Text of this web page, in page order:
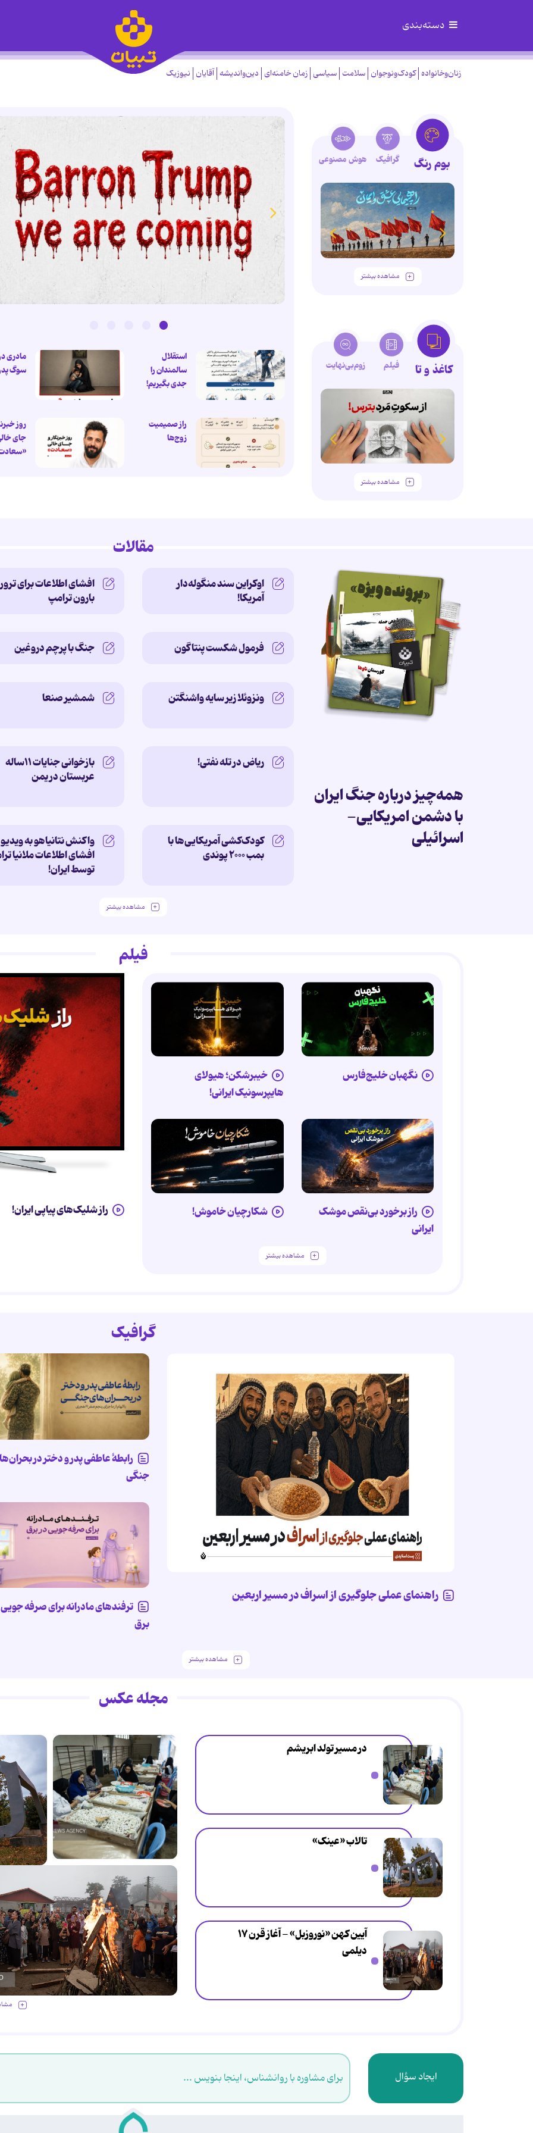
دسته‌بندی
زنان‌وخانواده کودک‌ونوجوان سلامت سیاسی زمان خامنه‌ای دین‌واندیشه آقایان نیوزیک
استقلال
سالمندان را
جدی بگیریم!
مادری
سوگ
راز صمیمیت
زوج‌ها
روز
جای
بوم رنگ گرافیک هوش مصنوعی
مشاهده بیشتر
کاغذ و تا فیلم زوم‌بی‌نهایت
مشاهده بیشتر
مقالات
همه‌چیز درباره جنگ ایران
با دشمن امریکایی-
اسرائیلی
اوکراین سند منگوله‌دار
آمریکا!
افشای اطلاعات برای ترور
بارون ترامپ
فرمول شکست پنتاگون جنگ با پرچم دروغین
ونزوئلا زیر سایه‌ واشنگتن شمشیر صنعا
ریاض در تله نفتی!
بازخوانی جنایات ۱۱ساله‌
عربستان در یمن
کودک‌کشی آمریکایی‌ها با
بمب ۲۰۰۰ پوندی
واکنش نتانیاهو به ویدیو
افشای اطلاعات ملانیا
توسط ایران!
مشاهده بیشتر
فیلم
نگهبان خلیج‌فارس
خیبرشکن؛ هیولای
هایپرسونیک ایرانی!
راز برخورد بی‌نقص موشک
ایرانی
شکارچیان خاموش!
مشاهده بیشتر
راز شلیک‌های پیاپی ایران!
گرافیک
راهنمای عملی جلوگیری از اسراف در مسیر اربعین
رابطۀ عاطفی پدر و دختر در
جنگی
ترفندهای مادرانه برای صرفه
برق
مشاهده بیشتر
مجله عکس
در مسیر تولد ابریشم
تالاب «عینک»
آیین کهن «نوروزبل» - آغاز قرن ۱۷
دیلمی
ایجاد سؤال برای مشاوره با روانشناس، اینجا بنویس ...
.